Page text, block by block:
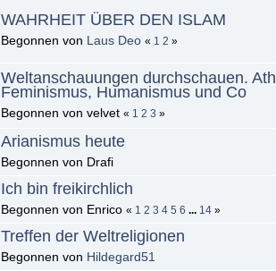
WAHRHEIT ÜBER DEN ISLAM
Begonnen von Laus Deo « 1 2 »
Weltanschauungen durchschauen.
Feminismus, Humanismus und Co
Begonnen von velvet « 1 2 3 »
Arianismus heute
Begonnen von Drafi
Ich bin freikirchlich
Begonnen von Enrico « 1 2 3 4 5 6 ... 14 »
Treffen der Weltreligionen
Begonnen von Hildegard51